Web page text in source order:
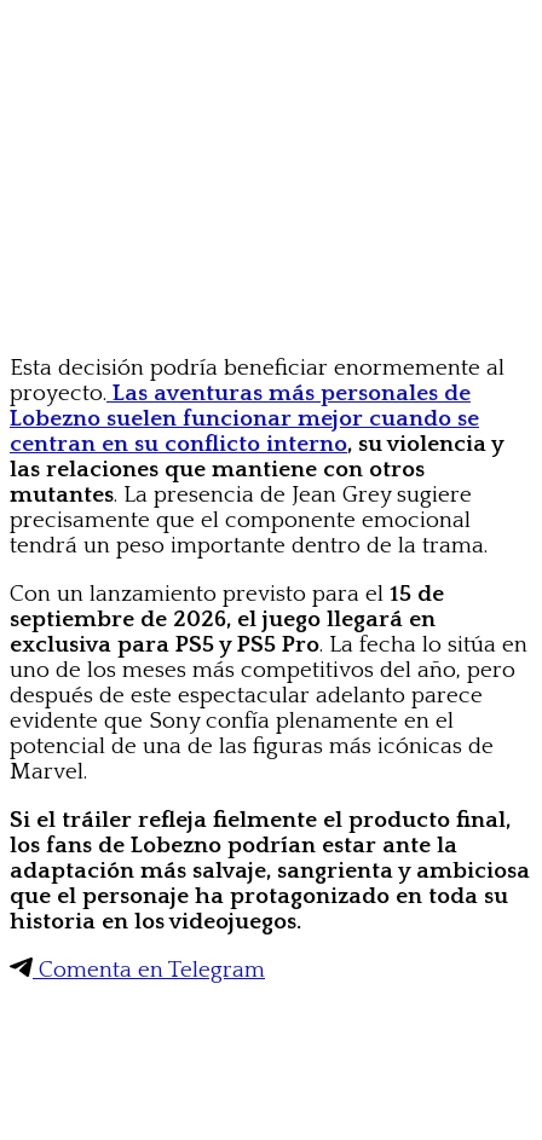
Esta decisión podría beneficiar enormemente al
proyecto. Las aventuras más personales de
Lobezno suelen funcionar mejor cuando se
centran en su conflicto interno, su violencia y
las relaciones que mantiene con otros
mutantes. La presencia de Jean Grey sugiere
precisamente que el componente emocional
tendrá un peso importante dentro de la trama.
Con un lanzamiento previsto para el 15 de
septiembre de 2026, el juego llegará en
exclusiva para PS5 y PS5 Pro. La fecha lo sitúa en
uno de los meses más competitivos del año, pero
después de este espectacular adelanto parece
evidente que Sony confía plenamente en el
potencial de una de las figuras más icónicas de
Marvel.
Si el tráiler refleja fielmente el producto final,
los fans de Lobezno podrían estar ante la
adaptación más salvaje, sangrienta y ambiciosa
que el personaje ha protagonizado en toda su
historia en los videojuegos.
Comenta en Telegram